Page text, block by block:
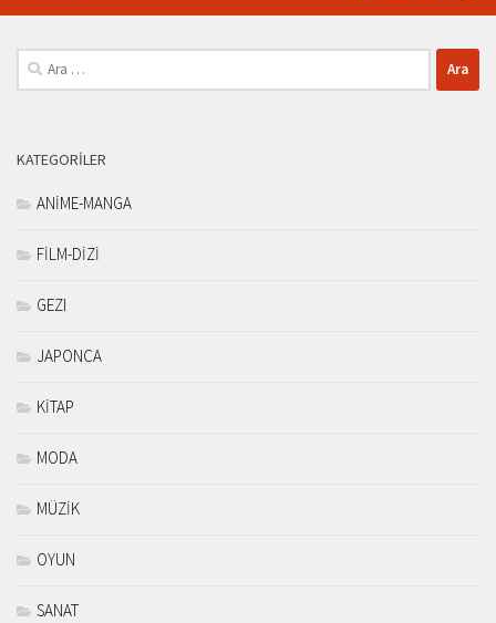
Arama:
KATEGORILER
ANİME-MANGA
FİLM-DİZİ
GEZI
JAPONCA
KİTAP
MODA
MÜZİK
OYUN
SANAT